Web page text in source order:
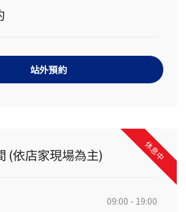
站外預約
休息中
(依店家現場為主)
09:00 - 19:00